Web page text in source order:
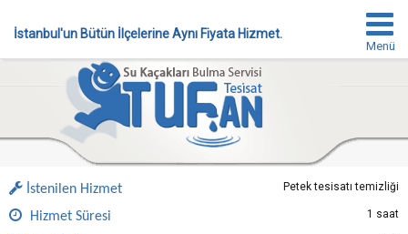
İstanbul'un Bütün İlçelerine Aynı Fiyata Hizmet.
Menü
İstenilen Hizmet Petek tesisatı temizliği
Hizmet Süresi 1 saat